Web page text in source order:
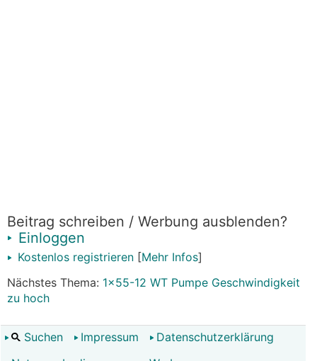
Beitrag schreiben / Werbung ausblenden?
Einloggen
Kostenlos registrieren [Mehr Infos]
Nächstes Thema: 1x55-12 WT Pumpe Geschwindigkeit
zu hoch
Suchen Impressum
Datenschutzerklärung